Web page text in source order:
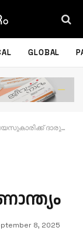
GLOBAL
ദാരുണാന്ത്യം
8, 2025